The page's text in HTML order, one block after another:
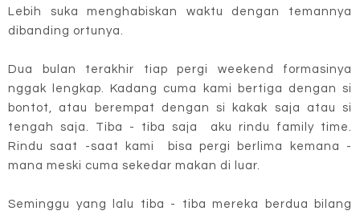
Lebih suka menghabiskan waktu dengan temannya
dibanding ortunya.
Dua bulan terakhir tiap pergi weekend formasinya
nggak lengkap. Kadang cuma kami bertiga dengan si
bontot, atau berempat dengan si kakak saja atau si
tengah saja. Tiba - tiba saja aku rindu family time.
Rindu saat -saat kami bisa pergi berlima kemana -
mana meski cuma sekedar makan di luar.
Seminggu yang lalu tiba - tiba mereka berdua bilang